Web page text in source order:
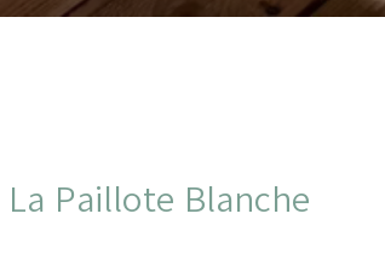
La Paillote Blanche